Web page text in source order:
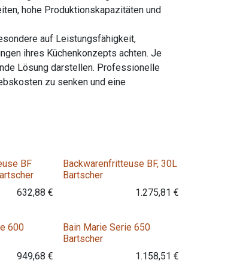
hohe Produktionskapazitäten und
auf Leistungsfähigkeit,
ihres Küchenkonzepts achten. Je
Lösung darstellen. Professionelle
zu senken und eine
Variante
BF
632,88 €
Backwarenfritteuse BF, 30L
Bartscher
1.275,81 €
Variante
600
949,68 €
Variante
Bain Marie Serie 650
Bartscher
1.158,51 €